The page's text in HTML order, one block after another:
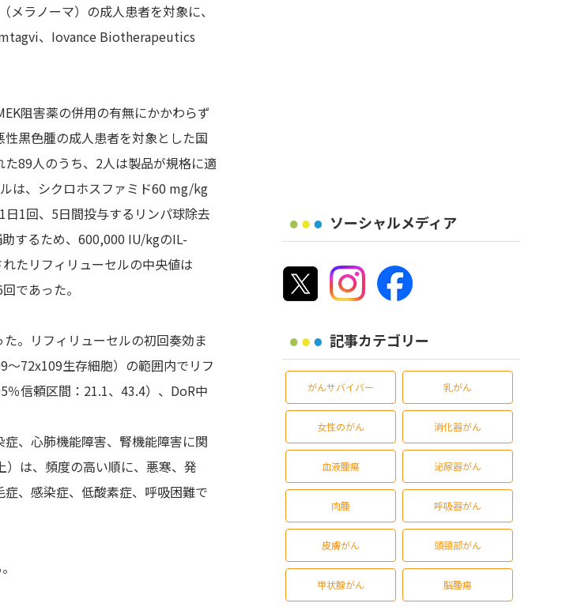
ラノーマ）の成人患者を対象に、
、Iovance Biotherapeutics
阻害薬の併用の有無にかかわらず
黒色腫の成人患者を対象とした国
89人のうち、2人は製品が規格に適
は、シクロホスファミド60 mg/kg
1回、5日間投与するリンパ球除去
するため、600,000 IU/kgのIL-
たリフィリューセルの中央値は
であった。
。リフィリューセルの初回奏効ま
～72x109生存細胞）の範囲内でリフ
％信頼区間：21.1、43.4）、DoR中
、心肺機能障害、腎機能障害に関
は、頻度の高い順に、悪寒、発
、感染症、低酸素症、呼吸困難で
ソーシャルメディア
記事カテゴリー
がんサバイバー 乳がん
女性のがん 消化器がん
血液腫瘍 泌尿器がん
肉腫 呼吸器がん
皮膚がん 頭頸部がん
甲状腺がん 脳腫瘍